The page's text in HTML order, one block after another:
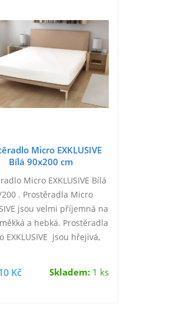
Micro EXKLUSIVE
Bílá 90x200 cm
Micro EXKLUSIVE Bílá
. Prostěradla Micro
jsou velmi příjemná na
a hebká. Prostěradla
EXKLUSIVE jsou hřejivá,
Kč Skladem: 1 ks